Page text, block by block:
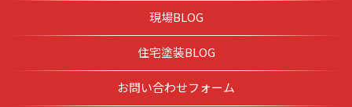
現場BLOG
住宅塗装BLOG
お問い合わせフォーム